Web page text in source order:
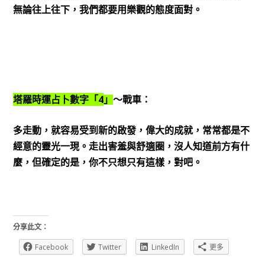
無論往上往下，我們都要用樂觀的態度面對。
塔羅時運占卜數字「4」 ～戰車：
多走動，就容易受到新的啟發，偉大的成就，常常都是不
經意的靈光一現。走出害羞與舒適圈，沒人知道前方有什
麼，但確定的是，你不只想只有這樣，對吧。
分享此文：
Facebook
Twitter LinkedIn 更多